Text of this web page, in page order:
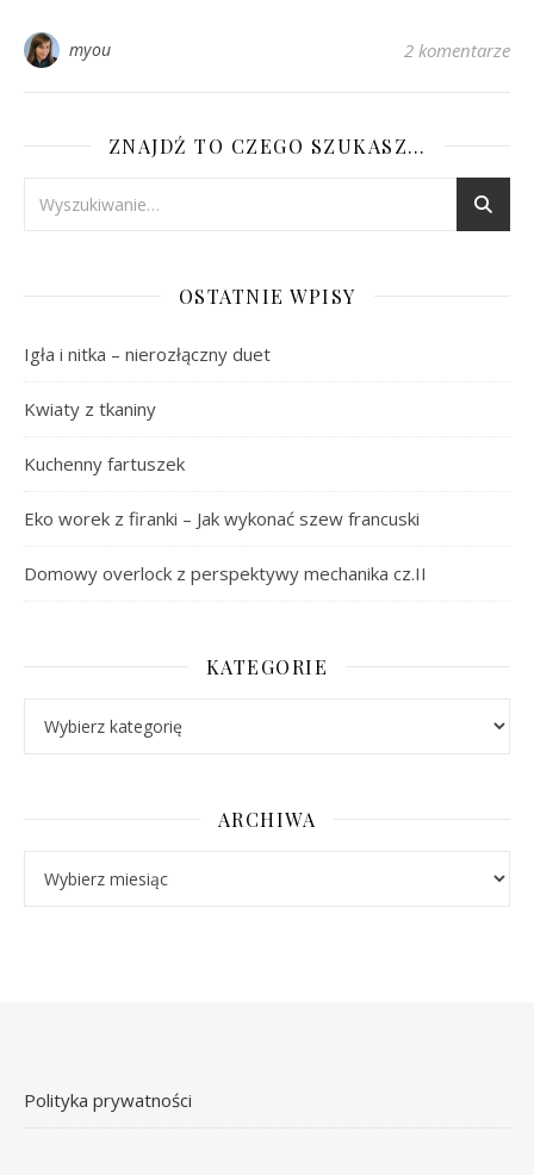
myou 2 komentarze
ZNAJDŹ TO CZEGO SZUKASZ…
OSTATNIE WPISY
Igła i nitka – nierozłączny duet
Kwiaty z tkaniny
Kuchenny fartuszek
Eko worek z firanki – Jak wykonać szew francuski
Domowy overlock z perspektywy mechanika cz.II
KATEGORIE
ARCHIWA
Polityka prywatności